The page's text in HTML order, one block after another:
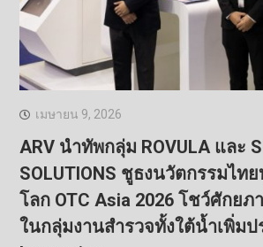
เมษายน 9, 2026
ARV นำทัพกลุ่ม ROVULA และ
SOLUTIONS ชูธงนวัตกรรมไท
โลก OTC Asia 2026 โชว์ศักยภ
ในกลุ่มงานสำรวจทั้งใต้น้ำเพิ่ม